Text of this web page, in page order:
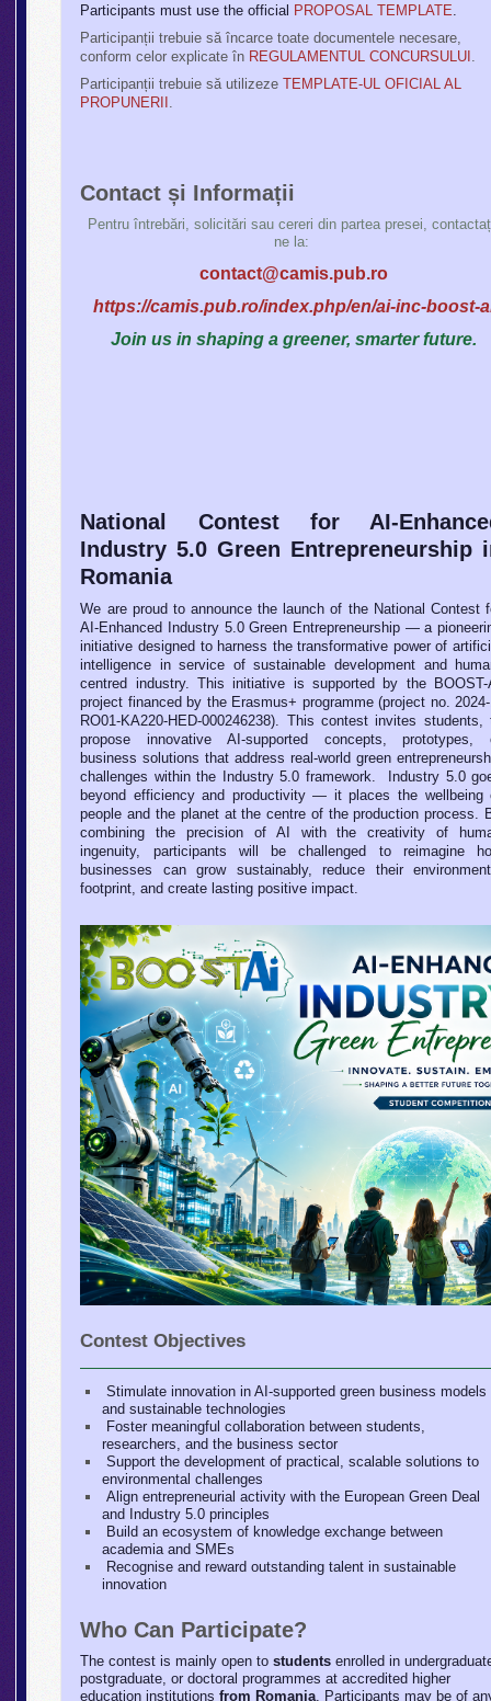
Participants must use the official PROPOSAL TEMPLATE.
Participanții trebuie să încarce toate documentele necesare,
conform celor explicate în REGULAMENTUL CONCURSULUI .
Participanții trebuie să utilizezeTEMPLATE-UL OFICIAL AL
PROPUNERII .
Contact și Informații
Pentru întrebări, solicitări sau cereri din partea presei,
ne la:
contact@camis.pub.ro
https://camis.pub.ro/index.php/en/ai-inc-boost-
Join us in shaping a greener, smarter future.
National Contest for AI-
Industry 5.0 Green Entrepreneurship
Romania
We are proud to announce the launch of the National Contest
AI-Enhanced Industry 5.0 Green Entrepreneurship — a
initiative designed to harness the transformative power of
intelligence in service of sustainable development and
centred industry. This initiative is supported by the BOOST-
project financed by the Erasmus+ programme (project no.
RO01-KA220-HED-000246238). This contest invites students,
propose innovative AI-supported concepts, prototypes,
business solutions that address real-world green
challenges within the Industry 5.0 framework.
Industry 5.0
beyond efficiency and productivity — it places the wellbeing
people and the planet at the centre of the production process.
combining the precision of AI with the creativity of
ingenuity, participants will be challenged to reimagine
businesses can grow sustainably, reduce their
footprint, and create lasting positive impact.
Contest Objectives
Stimulate innovation in AI-supported green business models
and sustainable technologies
Foster meaningful collaboration between students,
researchers, and the business sector
Support the development of practical, scalable solutions to
environmental challenges
Align entrepreneurial activity with the European Green Deal
and Industry 5.0 principles
Build an ecosystem of knowledge exchange between
academia and SMEs
Recognise and reward outstanding talent in sustainable
innovation
Who Can Participate?
The contest is mainly open tostudents enrolled in
postgraduate, or doctoral programmes at accredited higher
education institutionsfrom Romania . Participants may be of